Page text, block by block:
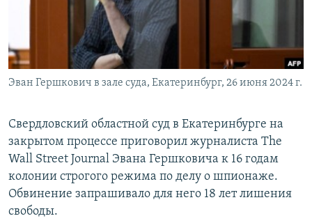
Эван Гершкович в зале суда, Екатеринбург, 26 июня 2024 г.
Свердловский областной суд в Екатеринбурге на
закрытом процессе приговорил журналиста The
Wall Street Journal Эвана Гершковича к 16 годам
колонии строгого режима по делу о шпионаже.
Обвинение запрашивало для него 18 лет лишения
свободы.